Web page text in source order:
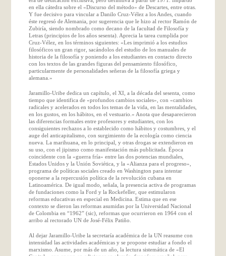
en ella cátedra sobre el «Discurso del método» de Descartes, entre otras.
Y fue decisivo para vincular a Danilo Cruz-Vélez a los Andes, cuando
éste regresó de Alemania, por sugerencia que le hizo al rector Ramón de
Zubiría, siendo nombrado como decano de la facultad de Filosofía y
Letras (principios de los años sesenta). Aprecia la tarea cumplida por
Cruz-Vélez, en los términos siguientes: «Les imprimió a los estudios
filosóficos un gran rigor, sacándolos del estudio de los manuales de
historia de la filosofía y poniendo a los estudiantes en contacto directo
con los textos de las grandes figuras del pensamiento filosófico,
particularmente de personalidades señeras de la filosofía griega y
alemana.»
Jaramillo-Uribe dedica un capítulo, el XI, a la década del sesenta, como
tiempo que identifica de «profundos cambios sociales», con «cambios
radicales y acelerados en todos los temas de la vida, en las mentalidades,
en los gustos, en los hábitos, en el vestuario.» Anota que desaparecieron
las diferencias formales entre profesores y estudiantes, con los
consiguientes rechazos a lo establecido como hábitos y costumbres, y el
auge del anticapitalismo, con surgimiento de la ecología como ciencia
nueva. La marihuana, en lo principal, y otras drogas se extendieron en
su uso, con el jipismo como manifestación más publicitada. Época
coincidente con la «guerra fría» entre las dos potencias mundiales,
Estados Unidos y la Unión Soviética, y la «Alianza para el progreso»,
programa de políticas sociales creado en Washington para intentar
oponerse a la repercusión política de la revolución cubana en
Latinoamérica. De igual modo, señala, la presencia activa de programas
de fundaciones como la Ford y la Rockefeller, que estimularon
reformas educativas en especial en Medicina. Estima que en ese
contexto se dieron las reformas asumidas por la Universidad Nacional
de Colombia en “1962” (sic), reformas que ocurrieron en 1964 con el
arribo al rectorado UN de José-Félix Patiño.
Al dejar Jaramillo-Uribe la secretaría académica de la UN reasume con
intensidad las actividades académicas y se propone estudiar a fondo el
marxismo. Asume, por más de un año, la lectura sistemática de «El